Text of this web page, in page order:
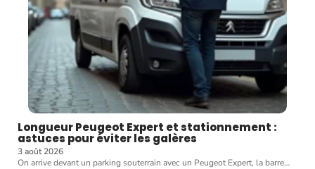
Longueur Peugeot Expert et stationnement :
astuces pour éviter les galères
3 août 2026
On arrive devant un parking souterrain avec un Peugeot Expert, la barre…